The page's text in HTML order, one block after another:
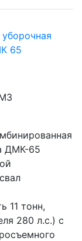
65
ДМК-65
11 тонн,
280 л.с.) с